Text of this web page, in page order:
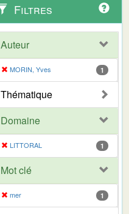
Filtres
Auteur
MORIN, Yves 1
Thématique
Domaine
LITTORAL 1
Mot clé
mer 1